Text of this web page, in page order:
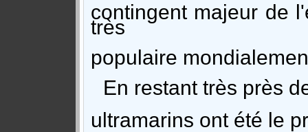
contingent majeur de
très
populaire
En restant très près
ultramarins ont été le